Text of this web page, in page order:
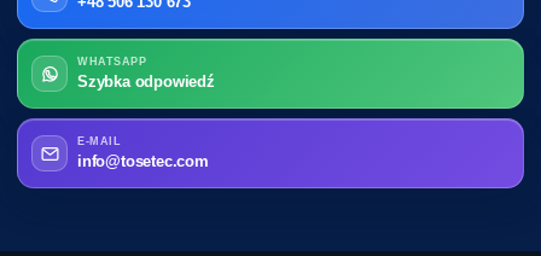
WHATSAPP
Szybka odpowiedź
E-MAIL
info@tosetec.com